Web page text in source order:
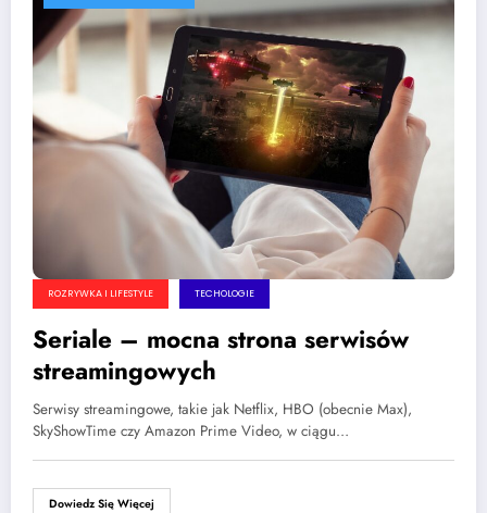
ROZRYWKA I LIFESTYLE TECHOLOGIE
Seriale – mocna strona serwisów
streamingowych
Serwisy streamingowe, takie jak Netflix, HBO (obecnie Max),
SkyShowTime czy Amazon Prime Video, w ciągu…
Dowiedz Się Więcej